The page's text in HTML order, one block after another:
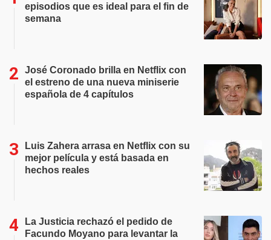
episodios que es ideal para el fin de
semana
José Coronado brilla en Netflix con
el estreno de una nueva miniserie
española de 4 capítulos
Luis Zahera arrasa en Netflix con su
mejor película y está basada en
hechos reales
La Justicia rechazó el pedido de
Facundo Moyano para levantar la